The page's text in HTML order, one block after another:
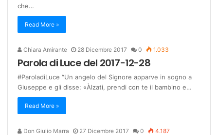
che…
Read More »
Chiara Amirante 28 Dicembre 2017 0 1.033
Parola di Luce del 2017-12-28
#ParoladiLuce “Un angelo del Signore apparve in sogno a
Giuseppe e gli disse: «Àlzati, prendi con te il bambino e…
Read More »
Don Giulio Marra 27 Dicembre 2017 0 4.187